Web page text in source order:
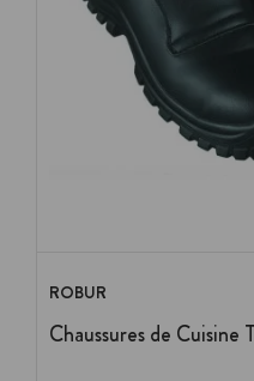
ROBUR
Chaussures de